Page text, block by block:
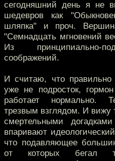
сегодняшний день я не
шедевров как
шляпка" и проч.
"Семнадцать мгновений
Из принципиально-
соображений.
И считаю, что
уже не подросток,
работает нормально.
трезвым взглядом. И вижу
смертельными
впаривают
что подавляющее
от которых бегал